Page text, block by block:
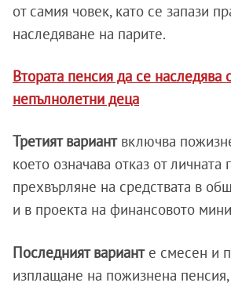
от самия човек, като се запази
наследяване на парите.
Втората пенсия да се наследява
непълнолетни деца
Третият вариантвключва
което означава отказ от личната
прехвърляне на средствата в
и в проекта на финансовото
Последният варианте смесен и
изплащане на пожизнена пенсия,